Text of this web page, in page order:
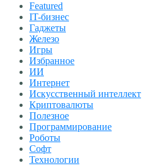
Featured
IT-бизнес
Гаджеты
Железо
Игры
Избранное
ИИ
Интернет
Искусственный интеллект
Криптовалюты
Полезное
Программирование
Роботы
Софт
Технологии